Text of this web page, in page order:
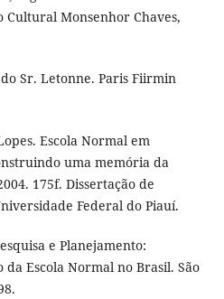
Cultural Monsenhor Chaves,
Sr. Letonne. Paris Fiirmin
Escola Normal em
uma memória da
175f. Dissertação de
Federal do Piauí.
e Planejamento:
Escola Normal no Brasil. São